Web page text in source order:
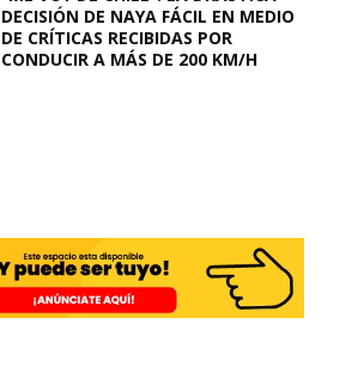
DECISIÓN DE NAYA FÁCIL EN MEDIO
DE CRÍTICAS RECIBIDAS POR
CONDUCIR A MÁS DE 200 KM/H